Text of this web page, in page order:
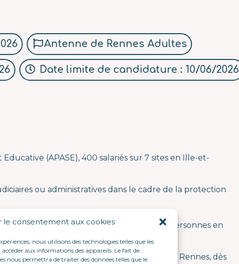
le consentement aux cookies
nous utilisons des technologies telles que les
aux informations des appareils. Le fait de
nous permettra de traiter des données telles que le
Antenne de Rennes Adultes
Date limite de candidature : 10/06/2026
Educative (APASE), 400 salariés sur 7 sites en Ille-et-
ou administratives dans le cadre de la protection
juridique,
et médico-social (SAVS, MASP, etc.) de personnes en
notamment.
recherche, pour notre antenne de Rennes, dès